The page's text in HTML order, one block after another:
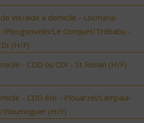
vie/aide à domicile - Locmaria-
/Plougonvelin/Le Conquet/Trébabu -
(H/F)
- CDD ou CDI - St Renan (H/F)
- CDD été - Plouarzel/Lampaul-
Ploumoguer (H/F)